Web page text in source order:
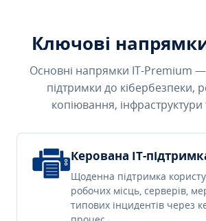
Ключові
Основні напрямки IT-Premium
підтримки до кібербезпеки,
копіювання, інфраструктури
Керована IT-
Щоденна підтримка
робочих місць, серверів,
типових інцидентів через